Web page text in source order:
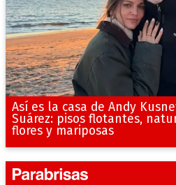
Así es la casa de Andy
Suárez: pisos flotantes,
flores y mariposas